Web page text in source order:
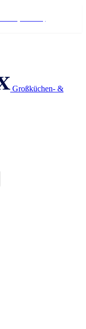
Großküchen- &